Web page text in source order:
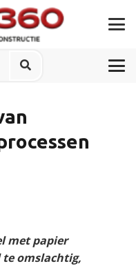
met papier
te omslachtig,